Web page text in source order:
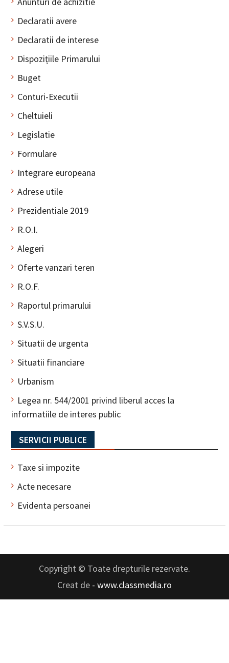
Declaratii avere
Declaratii de interese
Dispozițiile Primarului
Buget
Conturi-Executii
Cheltuieli
Legislatie
Formulare
Integrare europeana
Adrese utile
Prezidentiale 2019
R.O.I.
Alegeri
Oferte vanzari teren
R.O.F.
Raportul primarului
S.V.S.U.
Situatii de urgenta
Situatii financiare
Urbanism
Legea nr. 544/2001 privind liberul acces la
informatiile de interes public
SERVICII PUBLICE
Taxe si impozite
Acte necesare
Evidenta persoanei
Copyright © Toate drepturile rezervate.
Creat de - www.classmedia.ro